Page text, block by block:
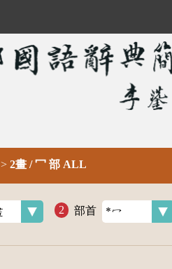
> 2畫 / 冖 部 ALL
部首